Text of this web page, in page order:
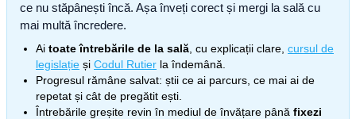
ce nu stăpânești încă. Așa înveți corect și mergi la sală cu
mai multă încredere.
Ai toate întrebările de la sală , cu explicații clare, cursul de
legislație și Codul Rutier la îndemână.
Progresul rămâne salvat: știi ce ai parcurs, ce mai ai de
repetat și cât de pregătit ești.
Întrebările greșite revin în mediul de învățare până fixezi